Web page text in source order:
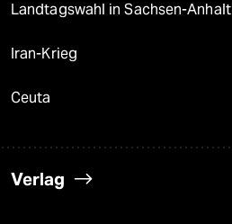
Landtagswahl in Sachsen-Anhalt
Iran-Krieg
Ceuta
Verlag